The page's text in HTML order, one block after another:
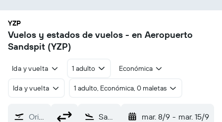
YZP
Vuelos y estados de vuelos - en Aeropuerto
Sandspit (YZP)
Ida y vuelta 1 adulto Económica
Ida y vuelta 1 adulto, Económica, 0 maletas
Origen Sandspit (YZP) mar. 8/9 - mar. 15/9